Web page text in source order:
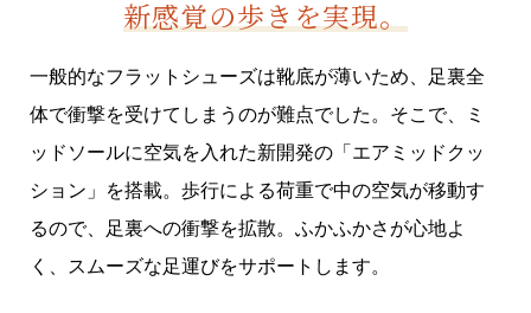
新感覚の歩きを実現。
一般的なフラットシューズは靴底が薄いため、足裏全
体で衝撃を受けてしまうのが難点でした。そこで、ミ
ッドソールに空気を入れた新開発の「エアミッドクッ
ション」を搭載。歩行による荷重で中の空気が移動す
るので、足裏への衝撃を拡散。ふかふかさが心地よ
く、スムーズな足運びをサポートします。